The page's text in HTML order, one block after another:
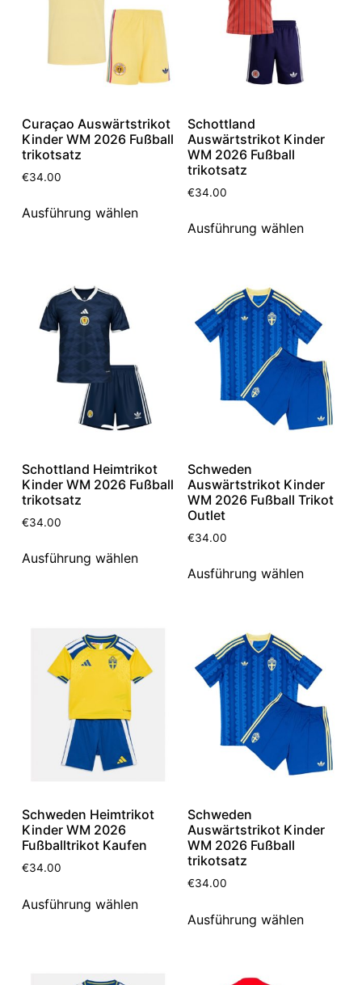
Curaçao Auswärtstrikot
Kinder WM 2026 Fußball
trikotsatz
€34.00
Ausführung wählen
Schottland
Auswärtstrikot Kinder
WM 2026 Fußball
trikotsatz
€34.00
Ausführung wählen
Schottland Heimtrikot
Kinder WM 2026 Fußball
trikotsatz
€34.00
Ausführung wählen
Schweden
Auswärtstrikot Kinder
WM 2026 Fußball Trikot
Outlet
€34.00
Ausführung wählen
Schweden Heimtrikot
Kinder WM 2026
Fußballtrikot Kaufen
€34.00
Ausführung wählen
Schweden
Auswärtstrikot Kinder
WM 2026 Fußball
trikotsatz
€34.00
Ausführung wählen